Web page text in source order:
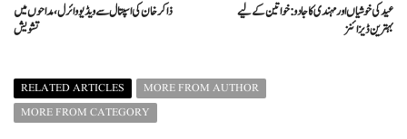
ذاکر خان کی اسپتال سے ویڈیو وائرل، مداحوں میں
تشویش
عید کی خوشیاں اور مہندی کا جادو: خواتین کے لیے
بہترین ڈیزائنز
RELATED ARTICLES
MORE FROM AUTHOR
MORE FROM CATEGORY